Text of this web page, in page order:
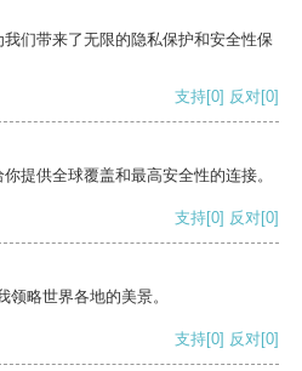
们带来了无限的隐私保护和安全性保
支持[0] 反对[0]
提供全球覆盖和最高安全性的连接。
支持[0] 反对[0]
略世界各地的美景。
支持[0] 反对[0]